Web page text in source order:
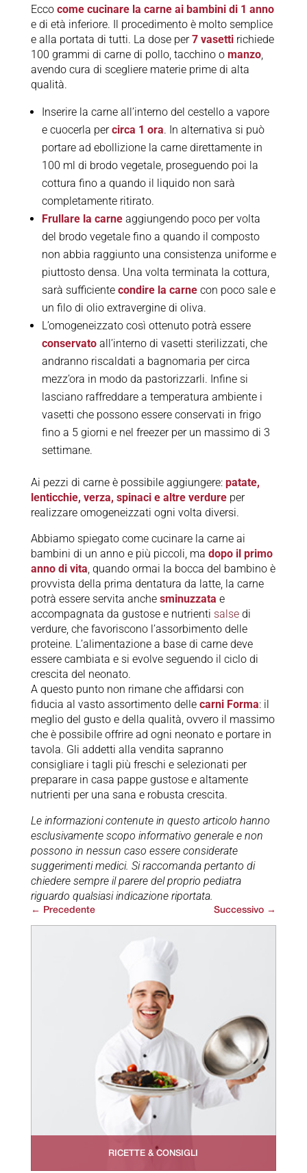
Ecco come cucinare la carne ai bambini di 1 anno
e di età inferiore. Il procedimento è molto semplice
e alla portata di tutti. La dose per7 vasettirichiede
100 grammi di carne di pollo, tacchino o manzo,
avendo cura di scegliere materie prime di alta
qualità.
Inserire la carne all’interno del cestello a vapore
e cuocerla percirca 1 ora. In alternativa si può
portare ad ebollizione la carne direttamente in
100 ml di brodo vegetale, proseguendo poi la
cottura fino a quando il liquido non sarà
completamente ritirato.
Frullare la carneaggiungendo poco per volta
del brodo vegetale fino a quando il composto
non abbia raggiunto una consistenza uniforme e
piuttosto densa. Una volta terminata la cottura,
sarà sufficiente condire la carnecon poco sale e
un filo di olio extravergine di oliva.
L’omogeneizzato così ottenuto potrà essere
conservatoall’interno di vasetti sterilizzati, che
andranno riscaldati a bagnomaria per circa
mezz’ora in modo da pastorizzarli. Infine si
lasciano raffreddare a temperatura ambiente i
vasetti che possono essere conservati in frigo
fino a 5 giorni e nel freezer per un massimo di 3
settimane.
Ai pezzi di carne è possibile aggiungere: patate,
lenticchie, verza, spinaci e altre verdureper
realizzare omogeneizzati ogni volta diversi.
Abbiamo spiegato come cucinare la carne ai
bambini di un anno e più piccoli, ma dopo il primo
anno di vita, quando ormai la bocca del bambino è
provvista della prima dentatura da latte, la carne
potrà essere servita anche sminuzzata e
accompagnata da gustose e nutrienti salsedi
verdure, che favoriscono l’assorbimento delle
proteine. L’alimentazione a base di carne deve
essere cambiata e si evolve seguendo il ciclo di
crescita del neonato.
A questo punto non rimane che affidarsi con
fiducia al vasto assortimento delle carni Forma: il
meglio del gusto e della qualità, ovvero il massimo
che è possibile offrire ad ogni neonato e portare in
tavola. Gli addetti alla vendita sapranno
consigliare i tagli più freschi e selezionati per
preparare in casa pappe gustose e altamente
nutrienti per una sana e robusta crescita.
Le informazioni contenute in questo articolo hanno
esclusivamente scopo informativo generale e non
possono in nessun caso essere considerate
suggerimenti medici. Si raccomanda pertanto di
chiedere sempre il parere del proprio pediatra
riguardo qualsiasi indicazione riportata.
← Precedente Successivo →
RICETTE & CONSIGLI